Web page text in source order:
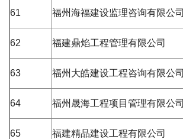
61 福州海福建设监理咨询有限公司
62 福建鼎焰工程管理有限公司
63 福州大皓建设工程咨询有限公司
64 福州晟海工程项目管理有限公司
65 福建精品建设工程有限公司